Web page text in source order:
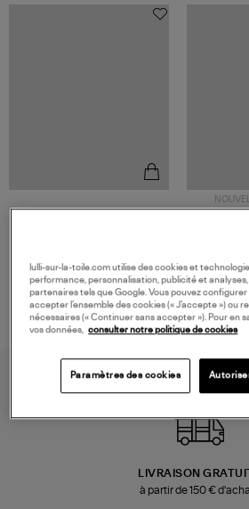
LIVRAISON
à partir de 150 €
lulli-sur-la-toile.com utilise des cookies et
performance, personnalisation, publicité et
partenaires tels que Google. Vous pouvez configurer
accepter l’ensemble des cookies (« J’accepte ») ou
nécessaires (« Continuer sans accepter »). Pour en
vos données, consulter notre politique de cookies
Paramètres des cookies